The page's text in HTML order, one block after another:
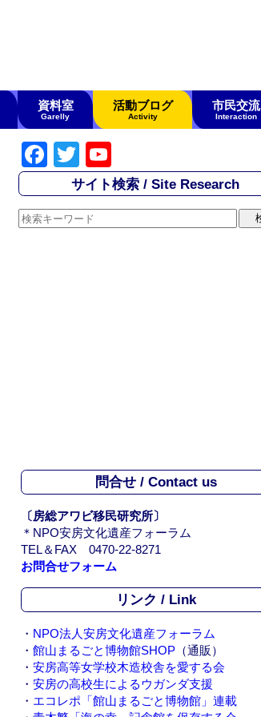
資料室
Garelly
活動ブログ
Activity
市民交流
Interaction
F
a
c
e
T
wi
tt
er
o
u
T
el
サイト検索 / Site Research
問合せ / Contact us
〔房総アワビ移民研究所〕
＊NPO安房文化遺産フォーラム
TEL＆FAX 0470-22-8271
お問合せフォーム
リンク / Link
・ NPO法人安房文化遺産フォーラム
・ 館山まるごと博物館SHOP（通販）
・ 安房高等女学校木造校舎を愛する会
・ 安房の高校生によるウガンダ支援
・ エコレポ「館山まるごと博物館」連載